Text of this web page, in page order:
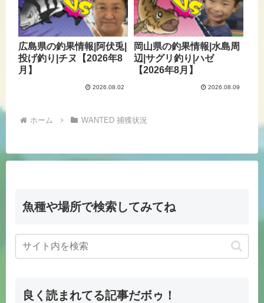
広島県の釣果情報|阿伏兎|
投げ釣り|チヌ【2026年8
月】
2026.08.02
岡山県の釣果情報|水島周
辺|サグリ釣り|ハゼ
【2026年8月】
2026.08.09
ホーム WANTED 捕獲状況
魚種や場所で検索してみてね
良く読まれてる記事だボゥ！